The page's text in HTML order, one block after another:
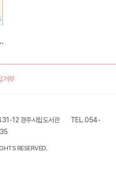
도피
거부
12 경주시립도서관
TEL. 054-
RESERVED.